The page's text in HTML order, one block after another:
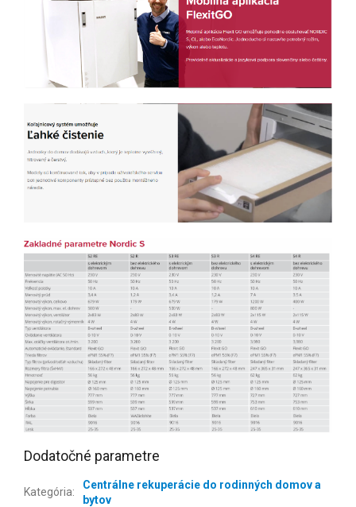
Dodatočné parametre
Kategória:
Centrálne rekuperácie do rodinných domov a
bytov